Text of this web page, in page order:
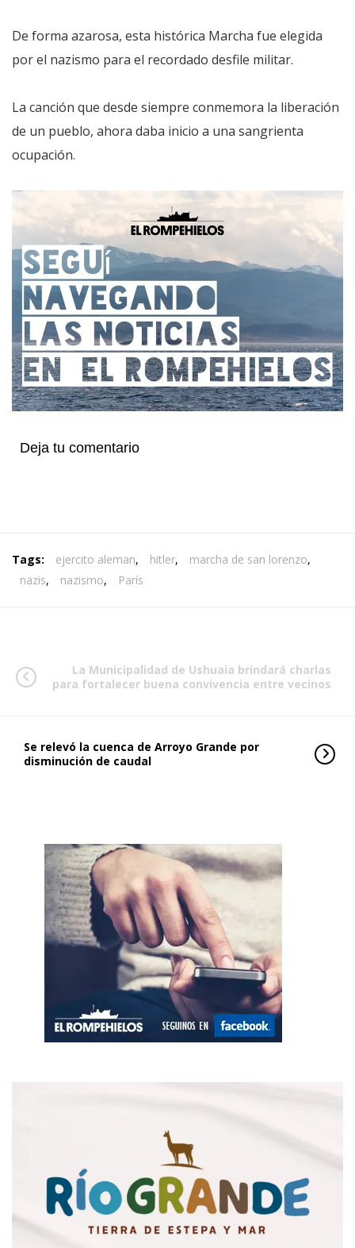
De forma azarosa, esta histórica Marcha fue elegida
por el nazismo para el recordado desfile militar.
La canción que desde siempre conmemora la liberación
de un pueblo, ahora daba inicio a una sangrienta
ocupación.
Deja tu comentario
Tags: ejercito aleman, hitler, marcha de san lorenzo,
nazis, nazismo, París
La Municipalidad de Ushuaia brindará charlas
para fortalecer buena convivencia entre vecinos
Se relevó la cuenca de Arroyo Grande por
disminución de caudal